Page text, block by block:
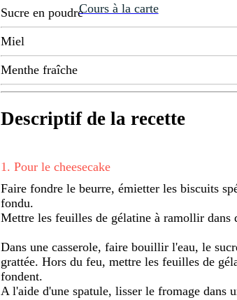
Cours à la carte
Sucre en poudre
Miel
Menthe fraîche
Descriptif de la recette
1 . Pour le cheesecake
Faire fondre le beurre, émietter les biscuits
fondu.
Mettre les feuilles de gélatine à ramollir dans
Dans une casserole, faire bouillir l'eau, le
grattée. Hors du feu, mettre les feuilles de
fondent.
A l'aide d'une spatule, lisser le fromage dans